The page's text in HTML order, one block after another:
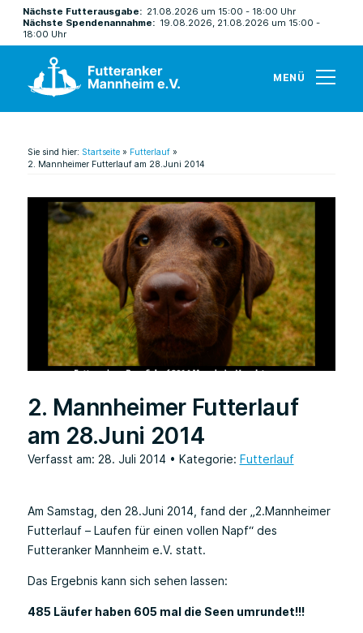
Nächste Futterausgabe: 21.08.2026 um 15:00 - 18:00 Uhr
Nächste Spendenannahme: 19.08.2026, 21.08.2026 um 15:00 -
18:00 Uhr
MENÜ
Sie sind hier: Startseite» Futterlauf»
2. Mannheimer Futterlauf am 28.Juni 2014
2. Mannheimer Futterlauf
am 28.Juni 2014
Verfasst am: 28. Juli 2014 • Kategorie: Futterlauf
Am Samstag, den 28.Juni 2014, fand der „2.Mannheimer
Futterlauf – Laufen für einen vollen Napf“ des
Futteranker Mannheim e.V. statt.
Das Ergebnis kann sich sehen lassen:
485 Läufer haben 605 mal die Seen umrundet!!!